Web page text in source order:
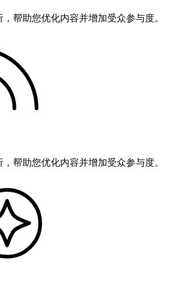
帮助您优化内容并增加受众参与度。
帮助您优化内容并增加受众参与度。